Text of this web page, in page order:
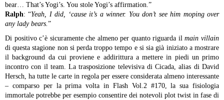
bear… That’s Yogi’s. You stole Yogi’s affirmation.”
Ralph: “Yeah, I did, ‘cause it’s a winner. You don’t see him moping over
any lady bears. ”
Di positivo c’è sicuramente che almeno per quanto riguarda ilmain villain
di questa stagione non si perda troppo tempo e si sia già iniziato a mostrare
il background da cui proviene e addirittura a mettere in piedi un primo
incontro con il team. La trasposizione televisiva di Cicada, alias di David
Hersch, ha tutte le carte in regola per essere considerata almeno interessante
– comparso per la prima volta in Flash Vol.2 #170, la sua fisiologia
immortale potrebbe per esempio consentire dei notevoli plot twist in fase di